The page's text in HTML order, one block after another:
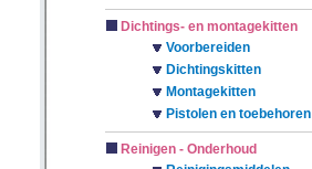
Dichtings- en montagekitten
Voorbereiden
Dichtingskitten
Montagekitten
Pistolen en toebehoren
Reinigen - Onderhoud